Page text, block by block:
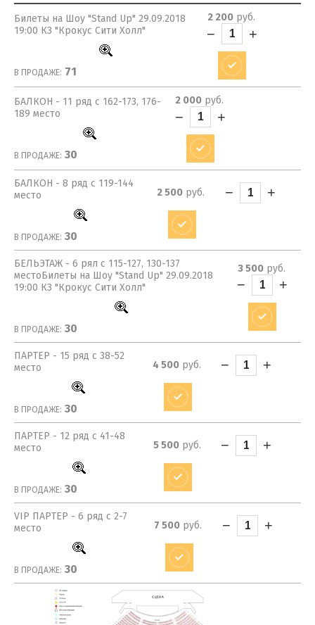
Билеты на Шоу "Stand Up" 29.09.2018
19:00 КЗ "Крокус Сити Холл"
В ПРОДАЖЕ: 71
2 200руб.
− +
БАЛКОН - 11 ряд с 162-173, 176-
189 место
В ПРОДАЖЕ: 30
2 000руб.
− +
БАЛКОН - 8 ряд с 119-144
место
В ПРОДАЖЕ: 30
2 500 руб. − +
БЕЛЬЭТАЖ - 6 рял с 115-127, 130-137
местоБилеты на Шоу "Stand Up" 29.09.2018
19:00 КЗ "Крокус Сити Холл"
В ПРОДАЖЕ: 30
3 500руб.
− +
ПАРТЕР - 15 ряд с 38-52
место
В ПРОДАЖЕ: 30
4 500руб. − +
ПАРТЕР - 12 ряд с 41-48
место
В ПРОДАЖЕ: 30
5 500руб. − +
VIP ПАРТЕР - 6 ряд с 2-7
место
В ПРОДАЖЕ: 30
7 500 руб. − +